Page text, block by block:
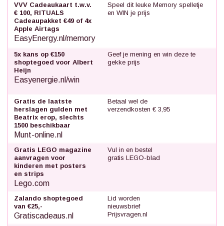
VVV Cadeaukaart t.w.v.
€ 100, RITUALS
Cadeaupakket €49 of 4x
Apple Airtags
EasyEnergy.nl/memory
Speel dit leuke Memory spelletje
en WIN je prijs
5x kans op €150
shoptegoed voor Albert
Heijn
Easyenergie.nl/win
Geef je mening en win deze te
gekke prijs
Gratis de laatste
herslagen gulden met
Beatrix erop, slechts
1500 beschikbaar
Munt-online.nl
Betaal wel de
verzendkosten € 3,95
Gratis LEGO magazine
aanvragen voor
kinderen met posters
en strips
Lego.com
Vul in en bestel
gratis LEGO-blad
Zalando shoptegoed
van €25,-
Gratiscadeaus.nl
Lid worden
nieuwsbrief
Prijsvragen.nl